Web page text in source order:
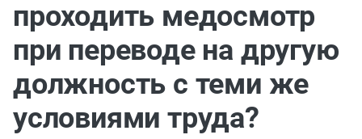
проходить медосмотр
при переводе на другую
должность с теми же
условиями труда?